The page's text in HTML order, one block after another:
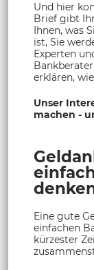
Und hier
Brief gibt
Ihnen, was
ist, Sie
Experten
erklären,
Unser
machen -
Eine gute
einfachen
kürzester